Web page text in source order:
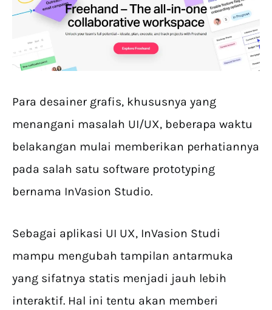
Para desainer grafis, khususnya yang
menangani masalah UI/UX, beberapa waktu
belakangan mulai memberikan perhatiannya
pada salah satu software prototyping
bernama InVasion Studio.
Sebagai aplikasi UI UX, InVasion Studi
mampu mengubah tampilan antarmuka
yang sifatnya statis menjadi jauh lebih
interaktif. Hal ini tentu akan memberi